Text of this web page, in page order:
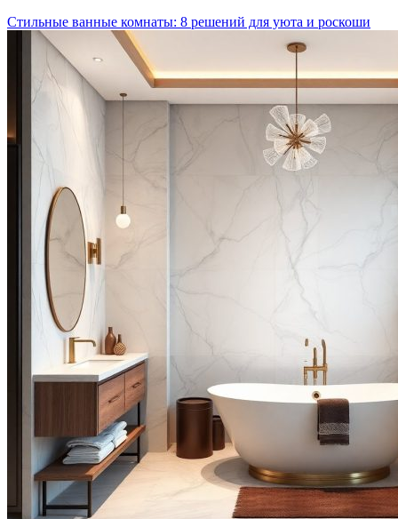
Стильные ванные комнаты: 8 решений для уюта и роскоши